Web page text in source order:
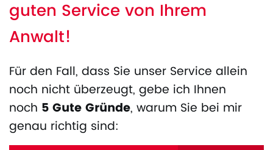
guten Service von Ihrem
Anwalt!
Für den Fall, dass Sie unser Service allein
noch nicht überzeugt, gebe ich Ihnen
noch 5 Gute Gründe, warum Sie bei mir
genau richtig sind: